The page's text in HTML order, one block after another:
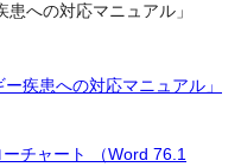
患への対応マニュアル」
疾患への対応マニュアル」
チャート （Word 76.1